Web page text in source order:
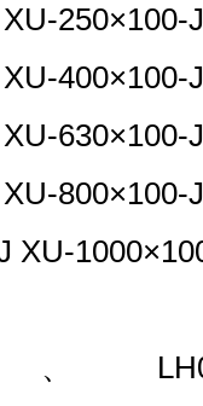
250×100-J
400×100-J
630×100-J
800×100-J